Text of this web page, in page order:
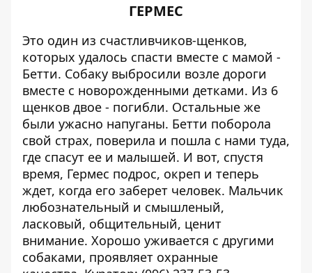
ГЕРМЕС
Это один из счастливчиков-щенков,
которых удалось спасти вместе с мамой -
Бетти. Собаку выбросили возле дороги
вместе с новорожденными детками. Из 6
щенков двое - погибли. Остальные же
были ужасно напуганы. Бетти поборола
свой страх, поверила и пошла с нами туда,
где спасут ее и малышей. И вот, спустя
время, Гермес подрос, окреп и теперь
ждет, когда его заберет человек. Мальчик
любознательный и смышленый,
ласковый, общительный, ценит
внимание. Хорошо уживается с другими
собаками, проявляет охранные